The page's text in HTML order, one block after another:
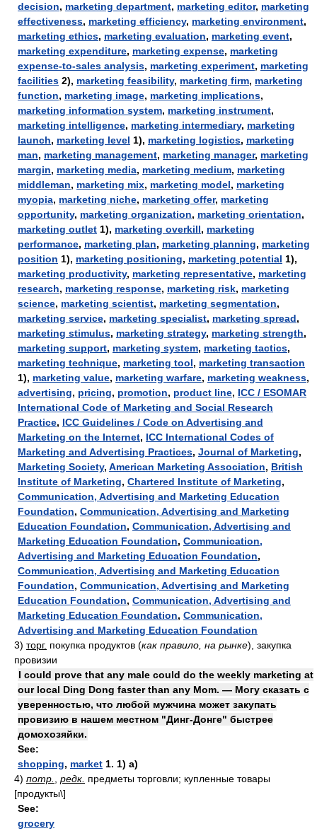
decision, marketing department, marketing editor, marketing
effectiveness, marketing efficiency, marketing environment,
marketing ethics, marketing evaluation, marketing event,
marketing expenditure, marketing expense, marketing
expense-to-sales analysis, marketing experiment, marketing
facilities 2), marketing feasibility, marketing firm, marketing
function, marketing image, marketing implications,
marketing information system, marketing instrument,
marketing intelligence, marketing intermediary, marketing
launch, marketing level 1), marketing logistics, marketing
man, marketing management, marketing manager, marketing
margin, marketing media, marketing medium, marketing
middleman, marketing mix, marketing model, marketing
myopia, marketing niche, marketing offer, marketing
opportunity, marketing organization, marketing orientation,
marketing outlet 1), marketing overkill, marketing
performance, marketing plan, marketing planning, marketing
position 1), marketing positioning, marketing potential 1),
marketing productivity, marketing representative, marketing
research, marketing response, marketing risk, marketing
science, marketing scientist, marketing segmentation,
marketing service, marketing specialist, marketing spread,
marketing stimulus, marketing strategy, marketing strength,
marketing support, marketing system, marketing tactics,
marketing technique, marketing tool, marketing transaction
1), marketing value, marketing warfare, marketing weakness,
advertising, pricing, promotion, product line, ICC / ESOMAR
International Code of Marketing and Social Research
Practice, ICC Guidelines / Code on Advertising and
Marketing on the Internet, ICC International Codes of
Marketing and Advertising Practices, Journal of Marketing,
Marketing Society, American Marketing Association, British
Institute of Marketing, Chartered Institute of Marketing,
Communication, Advertising and Marketing Education
Foundation, Communication, Advertising and Marketing
Education Foundation, Communication, Advertising and
Marketing Education Foundation, Communication,
Advertising and Marketing Education Foundation,
Communication, Advertising and Marketing Education
Foundation, Communication, Advertising and Marketing
Education Foundation, Communication, Advertising and
Marketing Education Foundation, Communication,
Advertising and Marketing Education Foundation
3) торг. покупка продуктов (как правило, на рынке) , закупка
провизии
I could prove that any male could do the weekly marketing at
our local Ding Dong faster than any Mom. — Могу сказать с
уверенностью, что любой мужчина может закупать
провизию в нашем местном "Динг-Донге" быстрее
домохозяйки.
See:
shopping, market 1. 1) а)
4) потр. редк. предметы торговли; купленные товары
[продукты\]
See:
grocery